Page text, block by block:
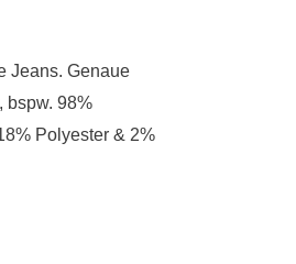
Jeans. Genaue
bspw. 98%
Polyester & 2%